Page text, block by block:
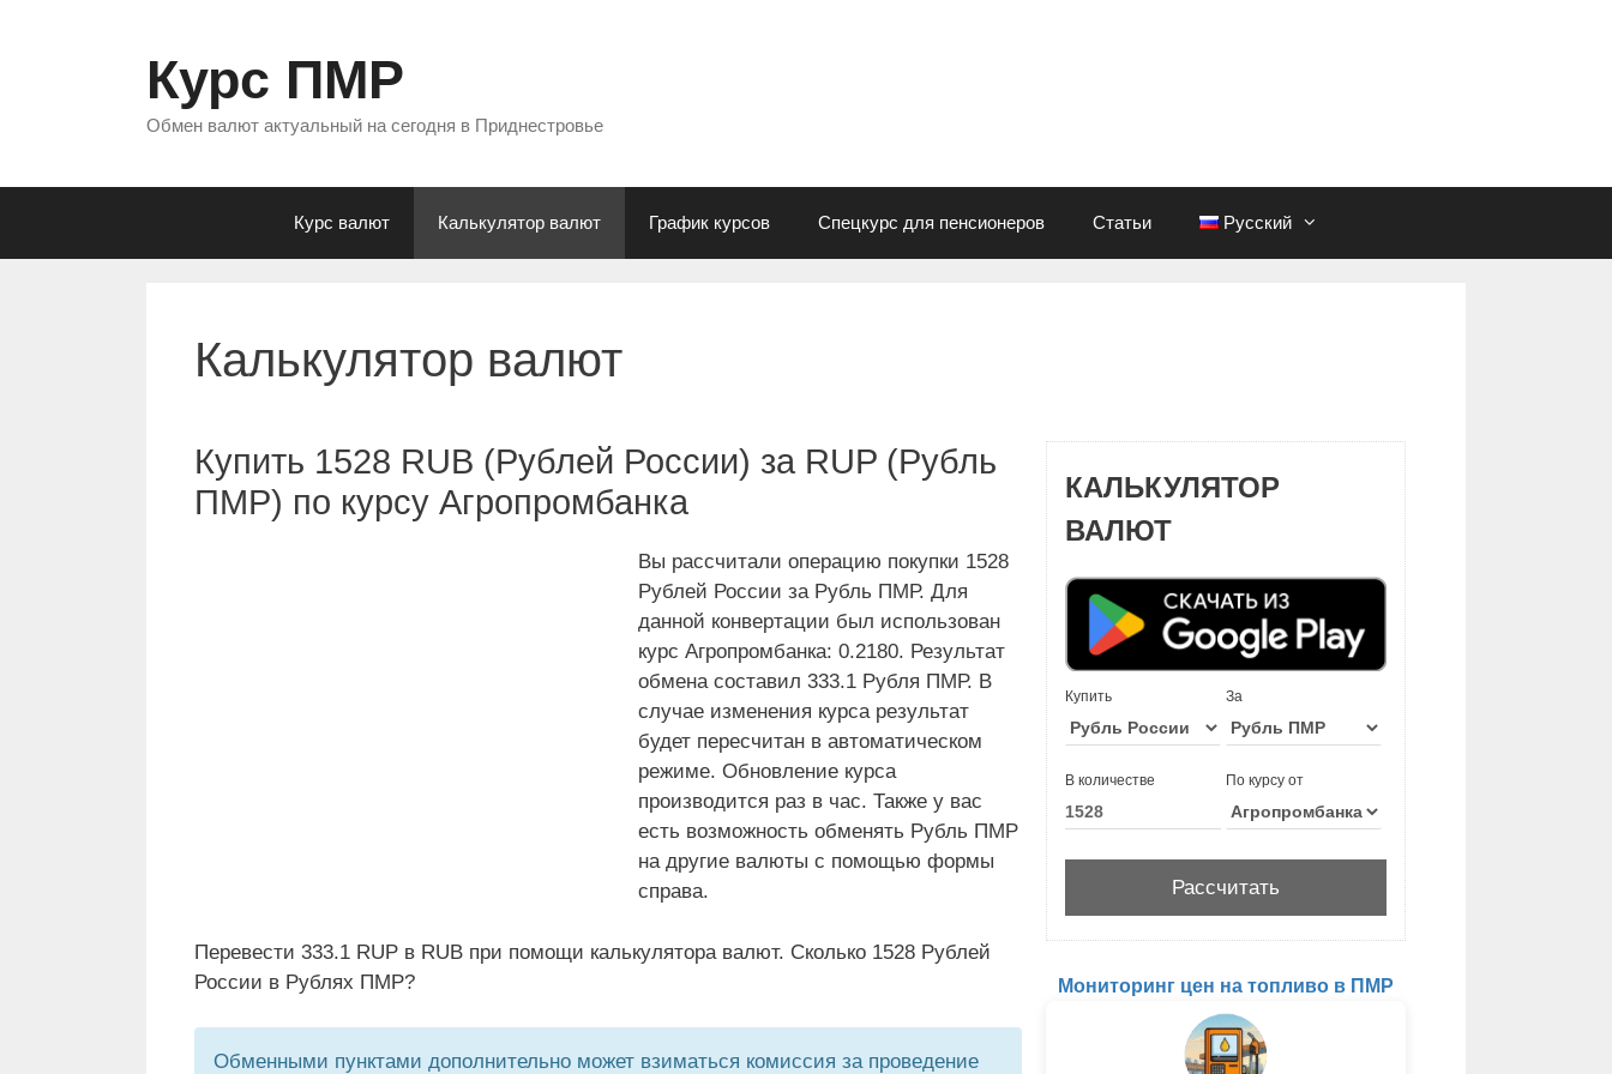
Курс ПМР
Обмен валют актуальный на сегодня в Приднестровье
Курс валют Калькулятор валют График курсов Спецкурс для пенсионеров Статьи Русский
Калькулятор валют
Купить 1528 RUB (Рублей России) за RUP (Рубль
ПМР) по курсу Агропромбанка
Вы рассчитали операцию покупки 1528
Рублей России за Рубль ПМР. Для
данной конвертации был использован
курс Агропромбанка: 0.2180. Результат
обмена составил 333.1 Рубля ПМР. В
случае изменения курса результат
будет пересчитан в автоматическом
режиме. Обновление курса
производится раз в час. Также у вас
есть возможность обменять Рубль ПМР
на другие валюты с помощью формы
справа.
Перевести 333.1 RUP в RUB при помощи калькулятора валют. Сколько 1528 Рублей
России в Рублях ПМР?
Обменными пунктами дополнительно может взиматься комиссия за проведение
КАЛЬКУЛЯТОР
ВАЛЮТ
Купить За
В количестве По курсу от
Мониторинг цен на топливо в ПМР